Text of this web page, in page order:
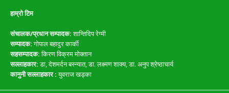
हाम्रो टिम
संचालक/प्रधान सम्पादक:शान्तिदिप रेग्मी
सम्पादक:गोपाल बहादुर कार्की
सहसम्पादक:किरण विक्रम मोक्तान
सल्लाहकार:डा, देशमर्दन बस्न्यात, डा. लक्ष्मण शाक्य, डा. अनुप श्रेष्ठाचार्य
कानुनी सल्लाहकार :युवराज खड्का